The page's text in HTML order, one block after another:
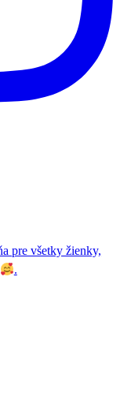
pre všetky žienky,
.